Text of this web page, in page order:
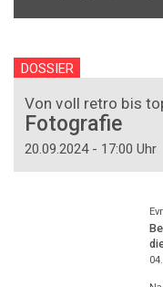
DOSSIER
Von voll retro bis
Fotografie
20.09.2024 - 17:00 Uhr